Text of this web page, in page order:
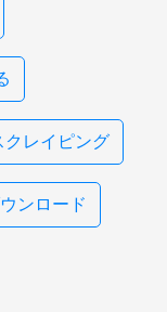
クレイピング
ンロード